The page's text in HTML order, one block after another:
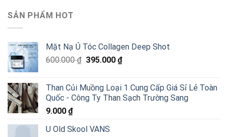
SẢN PHẨM HOT
Mặt Nạ Ủ Tóc Collagen Deep Shot
600.000₫ Giá
600.000 ₫.
395.000 ₫Giá
là:
395.000 ₫.
Than Củi Muồng Loại 1 Cung Cấp Giá Sỉ Lẻ Toàn
Quốc - Công Ty Than Sạch Trường Sang
9.000 ₫
U Old Skool VANS